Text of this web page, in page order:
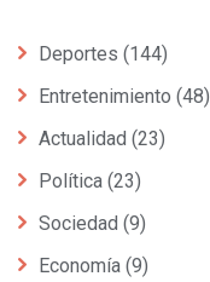
Deportes (144)
Entretenimiento (48)
Actualidad (23)
Política (23)
Sociedad (9)
Economía (9)